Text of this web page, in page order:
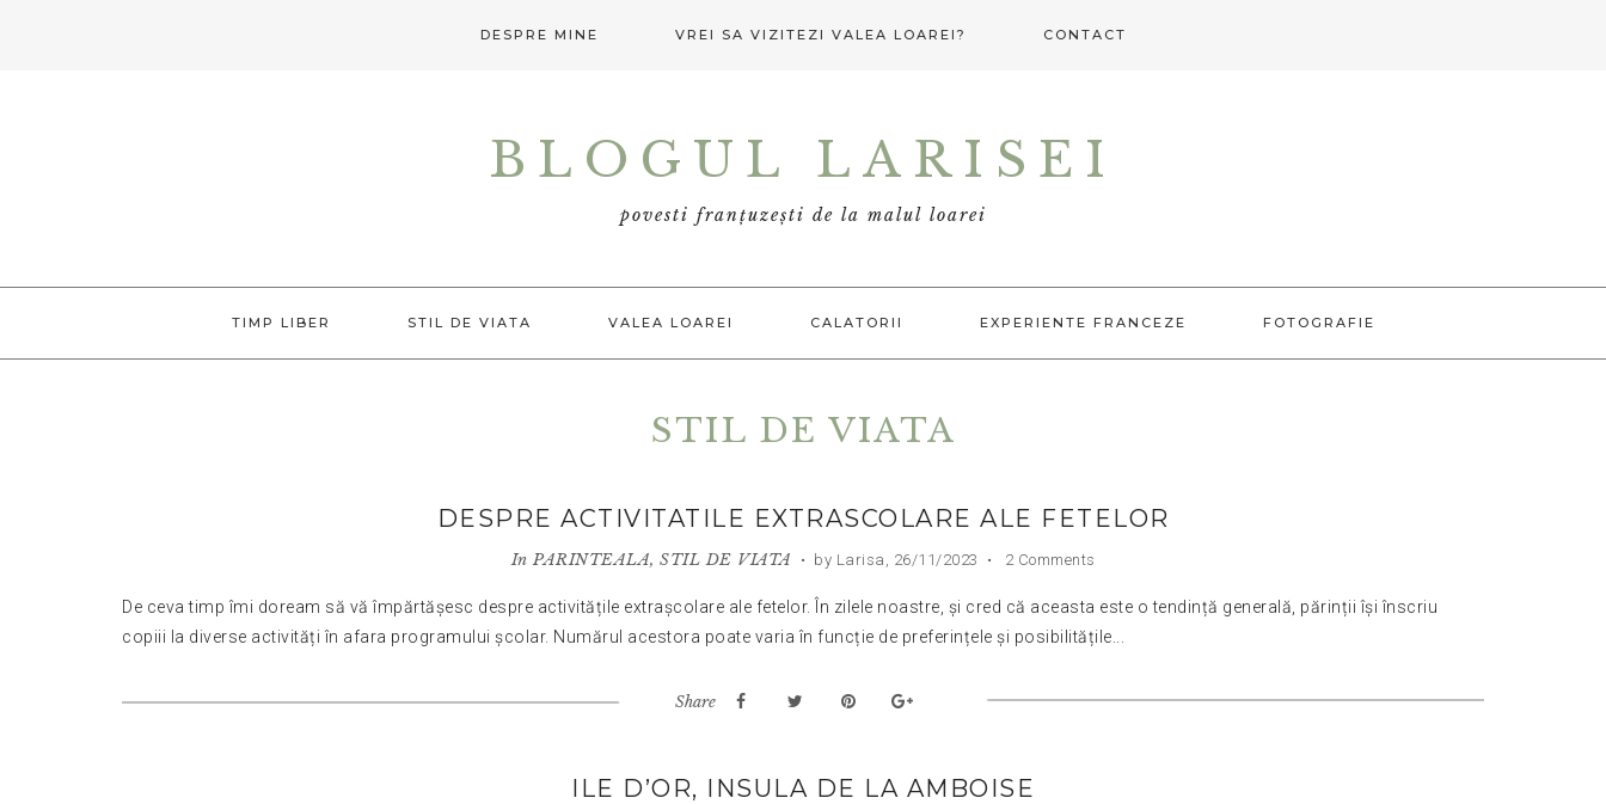
DESPRE MINE VREI SA VIZITEZI VALEA LOAREI? CONTACT
BLOGUL LARISEI
povesti franțuzești de la malul loarei
TIMP LIBER STIL DE VIATA VALEA LOAREI CALATORII EXPERIENTE FRANCEZE FOTOGRAFIE
STIL DE VIATA
DESPRE ACTIVITATILE EXTRASCOLARE ALE FETELOR
In PARINTEALA, STIL DE VIATA • by Larisa, 26/11/2023 • 2 Comments
De ceva timp îmi doream să vă împărtășesc despre activitățile extrașcolare ale fetelor. În zilele noastre, și cred că aceasta este o tendință generală, părinții își înscriu
copiii la diverse activități în afara programului școlar. Numărul acestora poate varia în funcție de preferințele și posibilitățile...
Share
ILE D’OR, INSULA DE LA AMBOISE